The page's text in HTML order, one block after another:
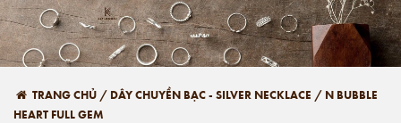
TRANG CHỦ / DÂY CHUYỀN BẠC - SILVER NECKLACE / N BUBBLE
HEART FULL GEM